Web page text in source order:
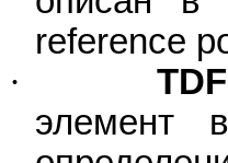
reference
·
элемент